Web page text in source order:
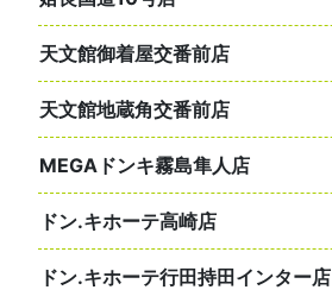
天文館御着屋交番前店
天文館地蔵角交番前店
MEGAドンキ霧島隼人店
ドン.キホーテ高崎店
ドン.キホーテ行田持田インター店